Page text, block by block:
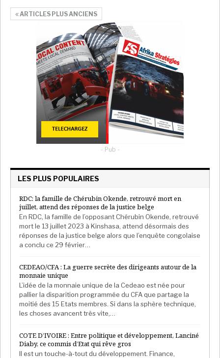
ARTICLES PLUS ANCIENS
- Pub -
LES PLUS POPULAIRES
RDC: la famille de Chérubin Okende, retrouvé mort en
juillet, attend des réponses de la justice belge
En RDC, la famille de l’opposant Chérubin Okende, retrouvé
mort le 13 juillet 2023 à Kinshasa, attend désormais des
réponses de la justice belge alors que l’enquête congolaise
a conclu ce 29 février…
CEDEAO/CFA : La guerre secrète des dirigeants autour de la
monnaie unique
L’idée de la monnaie unique de la Cedeao est née pour
pallier la disparition programmée du CFA que partage la
moitié des 15 Etats membres. Si dans la sphère technique,
les choses avancent très vite,…
COTE D’IVOIRE : Entre politique et développement, Lanciné
Diaby, ce commis d’Etat qui rêve gros
Il est un touche-à-tout du développement. Finance,